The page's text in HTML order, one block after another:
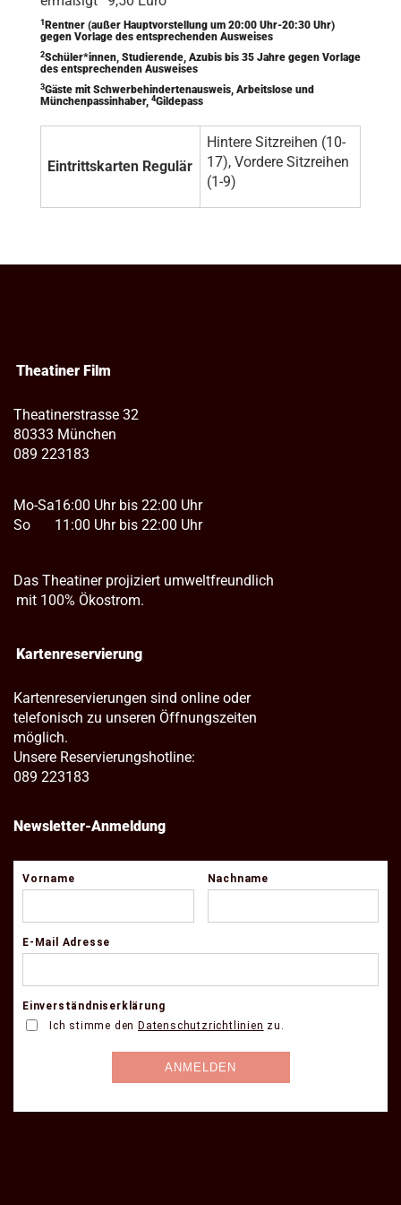
1 Rentner (außer Hauptvorstellung um 20:00 Uhr-20:30 Uhr)
gegen Vorlage des entsprechenden Ausweises
2Schüler*innen, Studierende, Azubis bis 35 Jahre gegen Vorlage
des entsprechenden Ausweises
3Gäste mit Schwerbehindertenausweis, Arbeitslose und
Münchenpassinhaber, 4Gildepass
Eintrittskarten Regulär
Hintere Sitzreihen (10-
17), Vordere Sitzreihen
(1-9)
Theatiner Film
Theatinerstrasse 32
80333 München
089 223183
Mo-Sa
So
16:00 Uhr bis 22:00 Uhr
11:00 Uhr bis 22:00 Uhr
Das Theatiner projiziert umweltfreundlich
mit 100% Ökostrom.
Kartenreservierung
Kartenreservierungen sind online oder
telefonisch zu unseren Öffnungszeiten
möglich.
Unsere Reservierungshotline:
089 223183
Newsletter-Anmeldung